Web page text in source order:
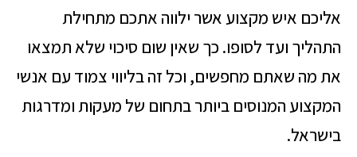
אליכם איש מקצוע אשר ילווה אתכם מתחילת
התהליך ועד לסופו. כך שאין שום סיכוי שלא תמצאו
את מה שאתם מחפשים, וכל זה בליווי צמוד עם אנשי
המקצוע המנוסים ביותר בתחום של מעקות ומדרגות
בישראל.